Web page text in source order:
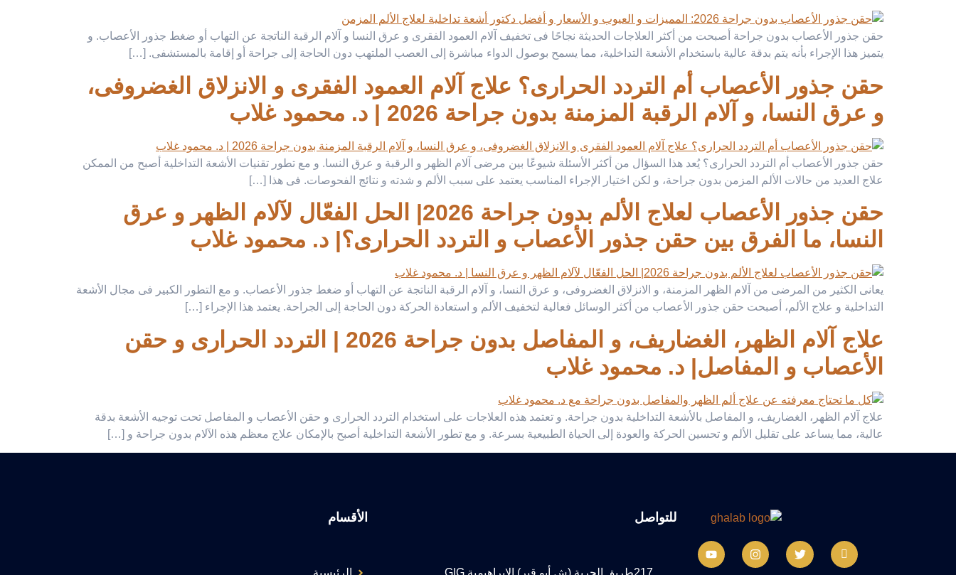
حقن جذور الأعصاب بدون جراحة أصبحت من أكثر العلاجات الحديثة نجاحًا فى تخفيف آلام العمود الفقرى و عرق النسا و آلام الرقبة الناتجة عن التهاب أو ضغط جذور الأعصاب. و
يتميز هذا الإجراء بأنه يتم بدقة عالية باستخدام الأشعة التداخلية، مما يسمح بوصول الدواء مباشرة إلى العصب الملتهب دون الحاجة إلى جراحة أو إقامة بالمستشفى. […]
حقن جذور الأعصاب أم التردد الحرارى؟ علاج آلام العمود الفقرى و الانزلاق الغضروفى،
و عرق النسا، و آلام الرقبة المزمنة بدون جراحة 2026 | د. محمود غلاب
حقن جذور الأعصاب أم التردد الحرارى؟ يُعد هذا السؤال من أكثر الأسئلة شيوعًا بين مرضى آلام الظهر و الرقبة و عرق النسا. و مع تطور تقنيات الأشعة التداخلية أصبح من الممكن
علاج العديد من حالات الألم المزمن بدون جراحة، و لكن اختيار الإجراء المناسب يعتمد على سبب الألم و شدته و نتائج الفحوصات. فى هذا […]
حقن جذور الأعصاب لعلاج الألم بدون جراحة 2026| الحل الفعّال لآلام الظهر و عرق
النسا، ما الفرق بين حقن جذور الأعصاب و التردد الحرارى؟| د. محمود غلاب
يعانى الكثير من المرضى من آلام الظهر المزمنة، و الانزلاق الغضروفى، و عرق النسا، و آلام الرقبة الناتجة عن التهاب أو ضغط جذور الأعصاب. و مع التطور الكبير فى مجال الأشعة
التداخلية و علاج الألم، أصبحت حقن جذور الأعصاب من أكثر الوسائل فعالية لتخفيف الألم و استعادة الحركة دون الحاجة إلى الجراحة. يعتمد هذا الإجراء […]
علاج آلام الظهر، الغضاريف، و المفاصل بدون جراحة 2026 | التردد الحرارى و حقن
الأعصاب و المفاصل| د. محمود غلاب
علاج آلام الظهر، الغضاريف، و المفاصل بالأشعة التداخلية بدون جراحة. و تعتمد هذه العلاجات على استخدام التردد الحرارى و حقن الأعصاب و المفاصل تحت توجيه الأشعة بدقة
عالية، مما يساعد على تقليل الألم و تحسين الحركة والعودة إلى الحياة الطبيعية بسرعة. و مع تطور الأشعة التداخلية أصبح بالإمكان علاج معظم هذه الآلام بدون جراحة و […]
للتواصل
217طريق الحرية (ش أبو قير) الإبراهيمية GIG
الأقسام
الرئيسية